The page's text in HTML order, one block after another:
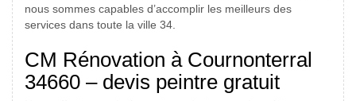
nous sommes capables d’accomplir les meilleurs des
services dans toute la ville 34.
CM Rénovation à Cournonterral
34660 – devis peintre gratuit